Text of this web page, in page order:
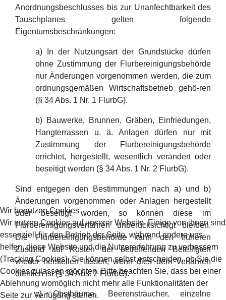
Anordnungsbeschlusses bis zur Unanfechtbarkeit des
Tauschplanes gelten folgende
Eigentumsbeschränkungen:
a) In der Nutzungsart der Grundstücke dürfen
ohne Zustimmung der Flurbereinigungsbehörde
nur Änderungen vorgenommen werden, die zum
ordnungsgemäßen Wirtschaftsbetrieb gehö-ren
(§ 34 Abs. 1 Nr. 1 FlurbG).
b) Bauwerke, Brunnen, Gräben, Einfriedungen,
Hangterrassen u. ä. Anlagen dürfen nur mit
Zustimmung der Flurbereinigungsbehörde
errichtet, hergestellt, wesentlich verändert oder
beseitigt werden (§ 34 Abs. 1 Nr. 2 FlurbG).
Sind entgegen den Bestimmungen nach a) und b)
Änderungen vorgenommen oder Anlagen hergestellt
oder beseitigt worden, so können diese im
Flurbereinigungsverfahren unberücksichtigt bleiben.
Die Flurbereinigungsbehörde kann den früheren
Zustand auf Kosten der betreffenden Beteiligten
wieder herstellen lassen, wenn dies dem Verfahren
dienlich ist (§ 34 Abs. 2 FlurbG).
c) Obstbäume, Beerensträucher, einzelne
Wir benutzen Cookies
Wir nutzen Cookies auf unserer Website. Einige von ihnen sind
essenziell für den Betrieb der Seite, während andere uns
helfen, diese Website und die Nutzererfahrung zu verbessern
(Tracking Cookies). Sie können selbst entscheiden, ob Sie die
Cookies zulassen möchten. Bitte beachten Sie, dass bei einer
Ablehnung womöglich nicht mehr alle Funktionalitäten der
Seite zur Verfügung stehen.